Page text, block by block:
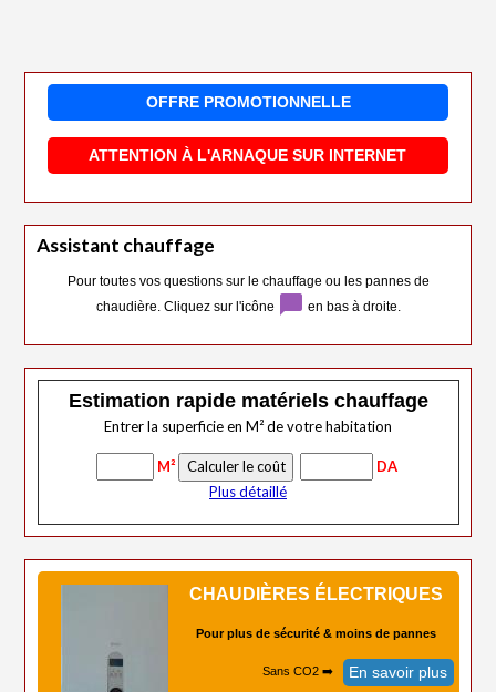
OFFRE PROMOTIONNELLE
ATTENTION À L'ARNAQUE SUR INTERNET
Assistant chauffage
Pour toutes vos questions sur le chauffage ou les pannes de
chaudière. Cliquez sur l'icône
chat_bubble en bas à droite.
Estimation rapide matériels chauffage
Entrer la superficie en M² de votre habitation
M²
DA
Plus détaillé
CHAUDIÈRES ÉLECTRIQUES
Pour plus de sécurité & moins de pannes
Sans CO2 ➡️ En savoir plus